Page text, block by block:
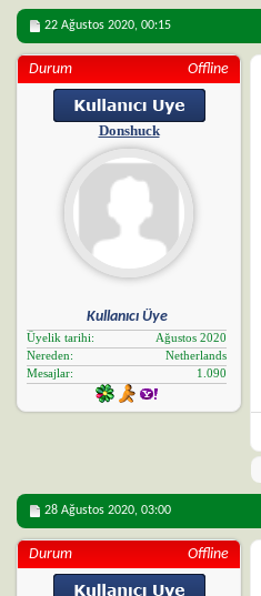
22 Ağustos 2020, 00:15
Durum Offline
Donshuck
Kullanıcı Üye
Üyelik tarihi
Ağustos 2020
Nereden
Netherlands
Mesajlar
1.090
28 Ağustos 2020, 03:00
Durum Offline